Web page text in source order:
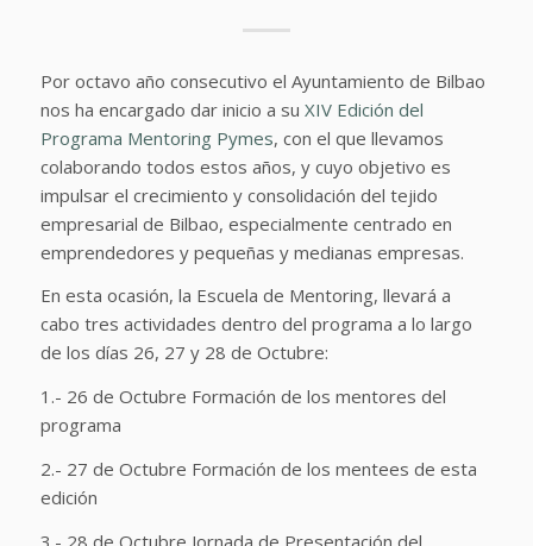
Por octavo año consecutivo el Ayuntamiento de Bilbao
nos ha encargado dar inicio a su XIV Edición del
Programa Mentoring Pymes, con el que llevamos
colaborando todos estos años, y cuyo objetivo es
impulsar el crecimiento y consolidación del tejido
empresarial de Bilbao, especialmente centrado en
emprendedores y pequeñas y medianas empresas.
En esta ocasión, la Escuela de Mentoring, llevará a
cabo tres actividades dentro del programa a lo largo
de los días 26, 27 y 28 de Octubre:
1.- 26 de Octubre Formación de los mentores del
programa
2.- 27 de Octubre Formación de los mentees de esta
edición
3.- 28 de Octubre Jornada de Presentación del